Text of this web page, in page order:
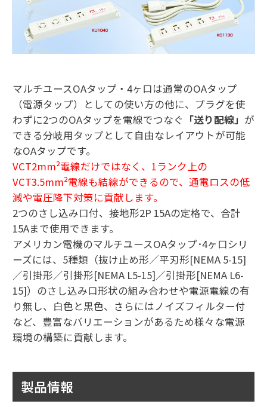
マルチユースOAタップ・4ヶ口は通常のOAタップ
（電源タップ）としての使い方の他に、プラグを使
わずに2つのOAタップを電線でつなぐ 「送り配線」 が
できる分岐用タップとして自由なレイアウトが可能
なOAタップです。
VCT2mm²電線だけではなく、1ランク上の
VCT3.5mm²電線も結線ができるので、通電ロスの低
減や電圧降下対策に貢献します。
2つのさし込み口付、接地形2P 15Aの定格で、合計
15Aまで使用できます。
アメリカン電機のマルチユースOAタップ･4ヶ口シリ
ーズには、5種類（抜け止め形／平刃形[NEMA 5-15]
／引掛形／引掛形[NEMA L5-15]／引掛形[NEMA L6-
15]）のさし込み口形状の組み合わせや電源電線の有
り無し、白色と黒色、さらにはノイズフィルター付
など、豊富なバリエーションがあるため様々な電源
環境の構築に貢献します。
製品情報